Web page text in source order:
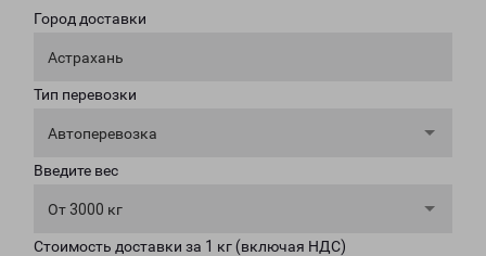
Город доставки
Астрахань
Тип перевозки
Автоперевозка
Введите вес
От 3000 кг
Стоимость доставки за 1 кг (включая НДС)